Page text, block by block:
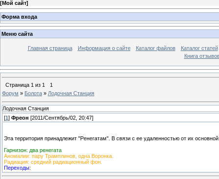
[Мой сайт]
Форма входа
Меню сайта
Главная страница Информация о сайте Каталог файлов
Каталог статей
Книга
Страница 1 из 1
1
Форум » Болота » Лодочная Станция
Лодочная Станция
[1 ] Фреон [2011/Сентябрь/02, 20:47]
Эта территория принадлежит "Ренегатам". В связи с ее удаленностью от их
Гарнизон: два ренегата
Аномалии: пару Трамплинов, одна Воронка.
Радиация: средний радиационный фон.
Переходы: